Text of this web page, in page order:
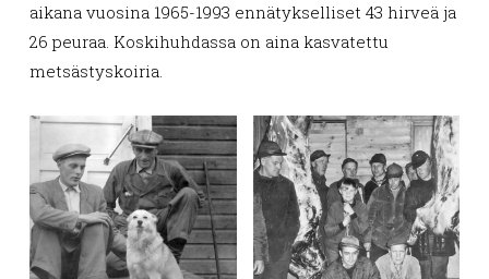
aikana vuosina 1965-1993 ennätykselliset 43 hirveä ja
26 peuraa. Koskihuhdassa on aina kasvatettu
metsästyskoiria.